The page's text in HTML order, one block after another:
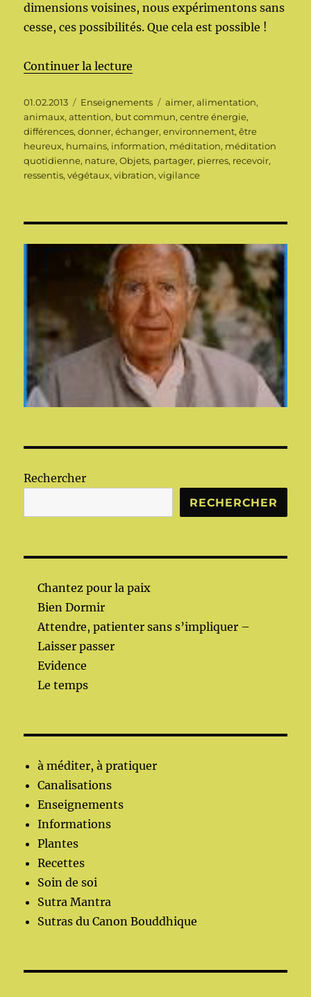
dimensions voisines, nous expérimentons sans
cesse, ces possibilités. Que cela est possible !
Continuer la lecture
Publié
le
01.02.2013 Catégories
Enseignements Étiquettes
aimer,alimentation,
animaux,attention, but commun,centre énergie,
différences,donner,échanger,environnement,être
heureux, humains, information, méditation, méditation
quotidienne, nature,Objets, partager, pierres, recevoir,
ressentis,végétaux,vibration,vigilance
Rechercher
RECHERCHER
Chantez pour la paix
Bien Dormir
Attendre, patienter sans s’impliquer –
Laisser passer
Evidence
Le temps
à méditer, à pratiquer
Canalisations
Enseignements
Informations
Plantes
Recettes
Soin de soi
Sutra Mantra
Sutras du Canon Bouddhique